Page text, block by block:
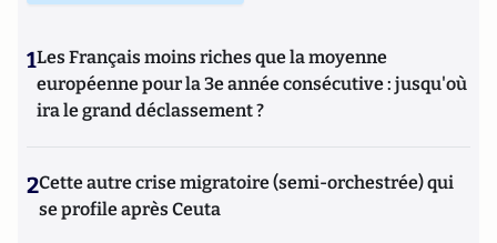
1Les Français moins riches que la moyenne
européenne pour la 3e année consécutive : jusqu'où
ira le grand déclassement ?
2Cette autre crise migratoire (semi-orchestrée) qui
se profile après Ceuta